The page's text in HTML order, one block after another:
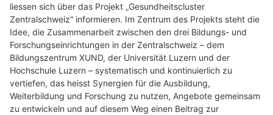
liessen sich über das Projekt „Gesundheitscluster
Zentralschweiz“ informieren. Im Zentrum des Projekts steht die
Idee, die Zusammenarbeit zwischen den drei Bildungs- und
Forschungseinrichtungen in der Zentralschweiz – dem
Bildungszentrum XUND, der Universität Luzern und der
Hochschule Luzern – systematisch und kontinuierlich zu
vertiefen, das heisst Synergien für die Ausbildung,
Weiterbildung und Forschung zu nutzen, Angebote gemeinsam
zu entwickeln und auf diesem Weg einen Beitrag zur